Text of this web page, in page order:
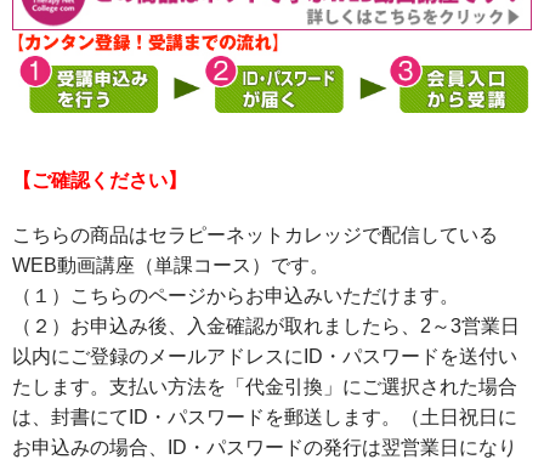
【ご確認ください】
こちらの商品はセラピーネットカレッジで配信している
WEB動画講座（単課コース）です。
（１）こちらのページからお申込みいただけます。
（２）お申込み後、入金確認が取れましたら、2～3営業日
以内にご登録のメールアドレスにID・パスワードを送付い
たします。支払い方法を「代金引換」にご選択された場合
は、封書にてID・パスワードを郵送します。（土日祝日に
お申込みの場合、ID・パスワードの発行は翌営業日になり